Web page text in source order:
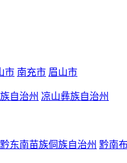
市 南充市 眉山市
自治州 凉山彝族自治州
黔东南苗族侗族自治州 黔南